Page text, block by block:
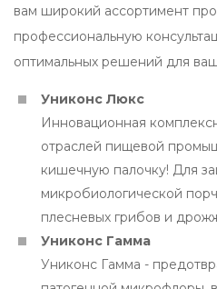
вам широкий ассортимент
профессиональную
оптимальных решений для
Униконс Люкс
Инновационная
отраслей пищевой
кишечную палочку! Для
микробиологической
плесневых грибов и
Униконс Гамма
Униконс Гамма -